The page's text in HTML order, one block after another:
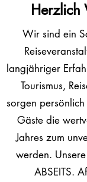
Herzlich
Wir sind ein
langjähriger
Tourismus,
sorgen
Gäste die
Jahres zum
werden.
ABSEITS.